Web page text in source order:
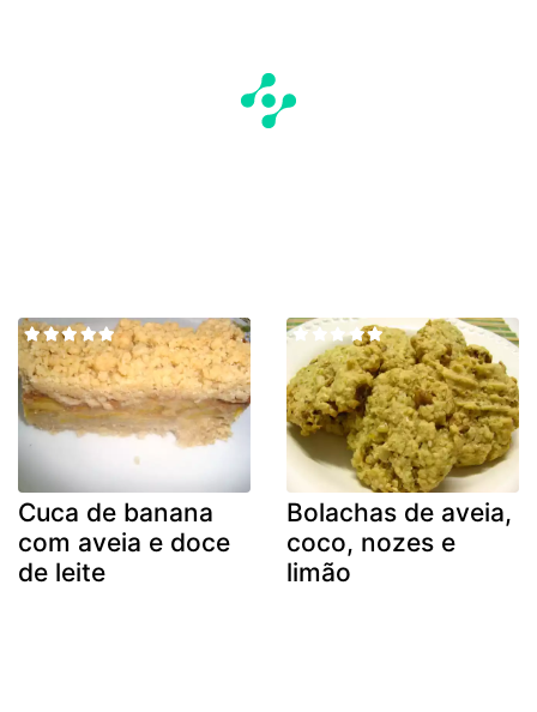
Cuca de banana
com aveia e doce
de leite
Bolachas de aveia,
coco, nozes e
limão